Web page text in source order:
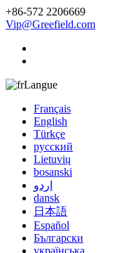
+86-572 2206669
Vip@Greefield.com
Langue
Français
English
Türkçe
русский
Lietuvių
bosanski
اردو
dansk
日本語
Español
Български
українська